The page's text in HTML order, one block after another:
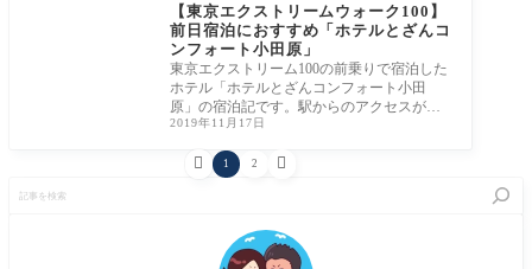
【東京エクストリームウォーク100】
前日宿泊におすすめ「ホテルとざんコ
ンフォート小田原」
東京エクストリーム100の前乗りで宿泊した
ホテル「ホテルとざんコンフォート小田
原」の宿泊記です。駅からのアクセスが良
い清潔感のあるホテルでした。シャワーブ
に良かったです。
2019年11月17日
 1 2 